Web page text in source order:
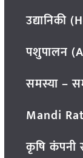
पशुपालन
समस्या –
Mandi
कृषि कंपनी